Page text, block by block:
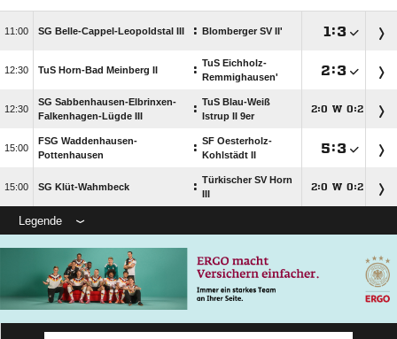
 SG Belle-Cappel-Leopoldstal III : Blomberger SV II'  :
 TuS Horn-Bad Meinberg II : TuS Eichholz-
Remmighausen'
:

SG Sabbenhausen-Elbrinxen-
Falkenhagen-Lügde III
: TuS Blau-Weiß
Istrup II 9er
: W :

FSG Waddenhausen-
Pottenhausen
: SF Oesterholz-
Kohlstädt II
:
 SG Klüt-Wahmbeck : Türkischer SV Horn
III
: W :
Legende